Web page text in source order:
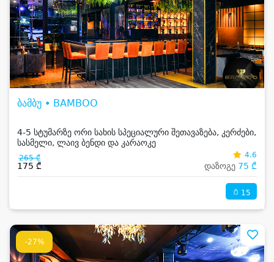
ბამბუ • BAMBOO
4-5 სტუმარზე ორი სახის სპეციალური შეთავაზება, კერძები,
სასმელი, ლაივ ბენდი და კარაოკე
265 ₾
175 ₾
4.6
დაზოგე 75 ₾
15
-27%